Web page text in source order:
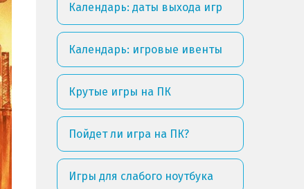
Календарь: даты выхода игр
Календарь: игровые ивенты
Крутые игры на ПК
Пойдет ли игра на ПК?
Игры для слабого ноутбука